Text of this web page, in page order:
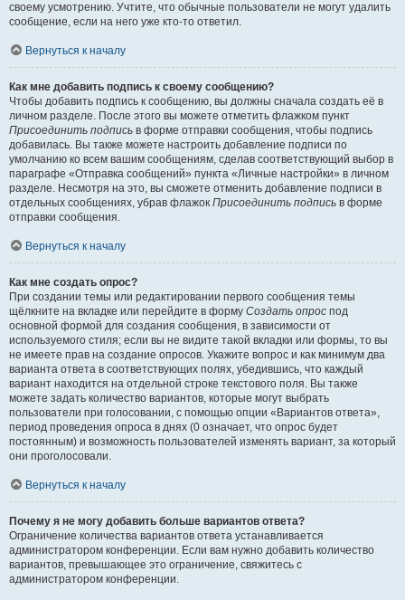
своему усмотрению. Учтите, что обычные пользователи не могут удалить
сообщение, если на него уже кто-то ответил.
Вернуться к началу
Как мне добавить подпись к своему сообщению?
Чтобы добавить подпись к сообщению, вы должны сначала создать её в
личном разделе. После этого вы можете отметить флажком пункт
Присоединить подпись в форме отправки сообщения, чтобы подпись
добавилась. Вы также можете настроить добавление подписи по
умолчанию ко всем вашим сообщениям, сделав соответствующий выбор в
параграфе «Отправка сообщений» пункта «Личные настройки» в личном
разделе. Несмотря на это, вы сможете отменить добавление подписи в
отдельных сообщениях, убрав флажок Присоединить подпись в форме
отправки сообщения.
Вернуться к началу
Как мне создать опрос?
При создании темы или редактировании первого сообщения темы
щёлкните на вкладке или перейдите в форму Создать опрос под
основной формой для создания сообщения, в зависимости от
используемого стиля; если вы не видите такой вкладки или формы, то вы
не имеете прав на создание опросов. Укажите вопрос и как минимум два
варианта ответа в соответствующих полях, убедившись, что каждый
вариант находится на отдельной строке текстового поля. Вы также
можете задать количество вариантов, которые могут выбрать
пользователи при голосовании, с помощью опции «Вариантов ответа»,
период проведения опроса в днях (0 означает, что опрос будет
постоянным) и возможность пользователей изменять вариант, за который
они проголосовали.
Вернуться к началу
Почему я не могу добавить больше вариантов ответа?
Ограничение количества вариантов ответа устанавливается
администратором конференции. Если вам нужно добавить количество
вариантов, превышающее это ограничение, свяжитесь с
администратором конференции.